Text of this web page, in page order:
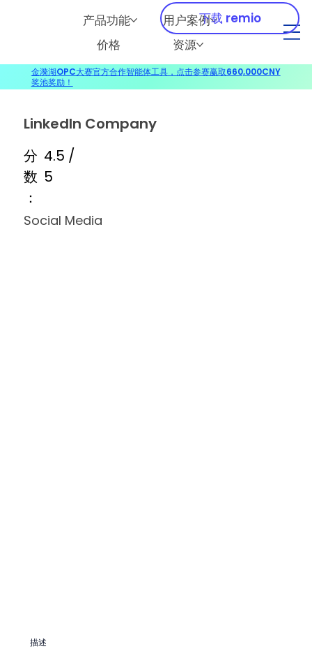
产品功能
用户案例
价格
资源
下载 remio
LinkedIn Company
分
数
：
4.5 /
5
Social Media
描述
金漪湖OPC大赛官方合作智能体工具，点击参赛赢取660,000CNY
奖池奖励！